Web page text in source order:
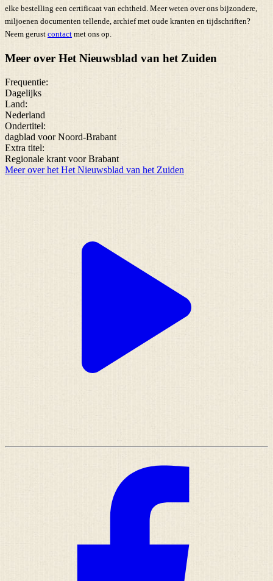
elke bestelling een certificaat van echtheid. Meer weten over ons bijzondere,
miljoenen documenten tellende, archief met oude kranten en tijdschriften?
Neem gerust contact met ons op.
Meer over Het Nieuwsblad van het Zuiden
Frequentie:
Dagelijks
Land:
Nederland
Ondertitel:
dagblad voor Noord-Brabant
Extra titel:
Regionale krant voor Brabant
Meer over het Het Nieuwsblad van het Zuiden